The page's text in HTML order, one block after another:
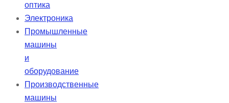
оптика
Электроника
Промышленные
машины
и
оборудование
Производственные
машины